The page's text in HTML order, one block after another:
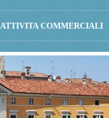
ATTIVITA COMMERCIALI